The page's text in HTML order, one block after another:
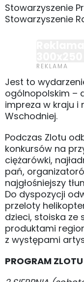
Stowarzyszenie
Stowarzyszenie
Jest to
ogólnopolskim –
impreza w kraju i
Wschodniej.
Podczas Zlotu
konkursów na
ciężarówki,
pań,
najgłośniejszy
Do dyspozycji
przeloty
dzieci, stoiska
produktami
z występami
PROGRAM ZLOTU